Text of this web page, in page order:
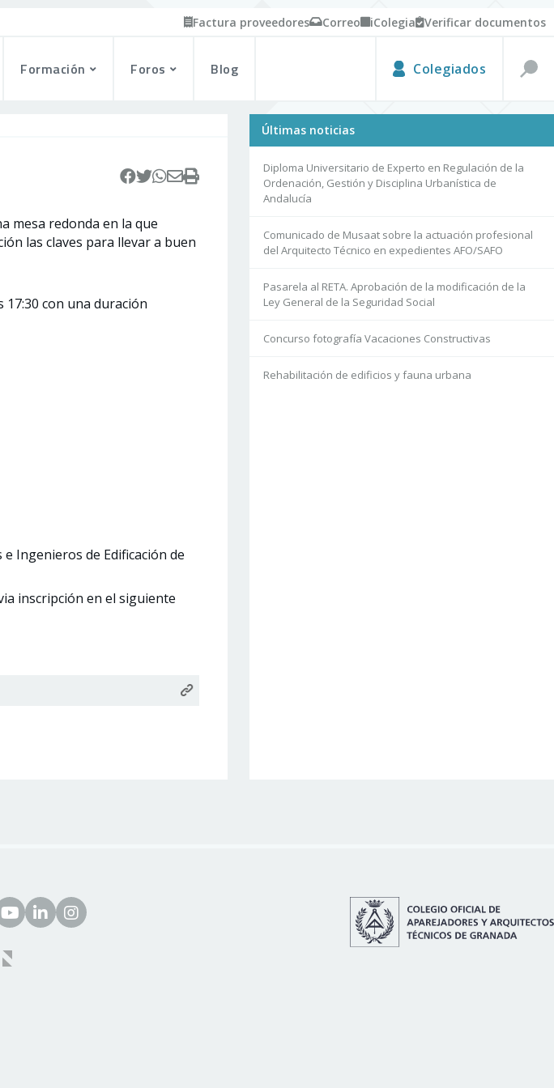
Factura proveedores Correo iColegia Verificar documentos
Formación Foros Blog Colegiados
mesa redonda en la que
las claves para llevar a buen
17:30 con una duración
Ingenieros de Edificación de
inscripción en el siguiente
Últimas noticias
Diploma Universitario de Experto en Regulación de la
Ordenación, Gestión y Disciplina Urbanística de
Andalucía
Comunicado de Musaat sobre la actuación profesional
del Arquitecto Técnico en expedientes AFO/SAFO
Pasarela al RETA. Aprobación de la modificación de la
Ley General de la Seguridad Social
Concurso fotografía Vacaciones Constructivas
Rehabilitación de edificios y fauna urbana